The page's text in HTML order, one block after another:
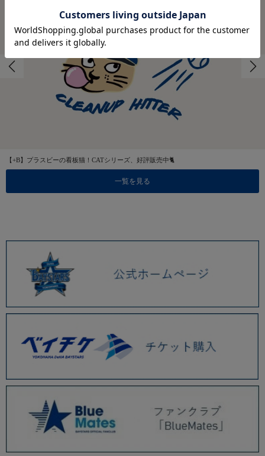
【+B】プラスビーの看板猫！CATシリーズ、好評販売中🐈
一覧を見る